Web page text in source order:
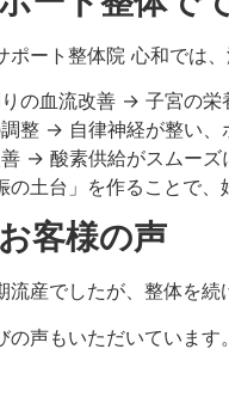
ポート整体院 心和では
の血流改善 → 子宮の栄
整 → 自律神経が整い、
→ 酸素供給がスムーズ
の土台」を作ることで、
客様の声
流産でしたが、整体を
の声もいただいています。